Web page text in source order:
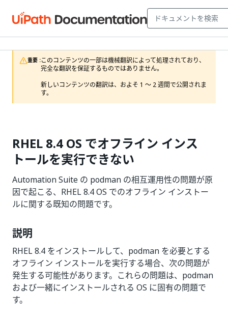
重要 :このコンテンツの一部は機械翻訳によって処理されており、
完全な翻訳を保証するものではありません。
新しいコンテンツの翻訳は、およそ 1 ～ 2 週間で公開されま
す。
RHEL 8.4 OS でオフライン インス
トールを実行できない
Automation Suite の podman の相互運用性の問題が原
因で起こる、RHEL 8.4 OS でのオフライン インストー
ルに関する既知の問題です。
説明
RHEL 8.4 をインストールして、podman を必要とする
オフライン インストールを実行する場合、次の問題が
発生する可能性があります。これらの問題は、podman
および一緒にインストールされる OS に固有の問題で
す。